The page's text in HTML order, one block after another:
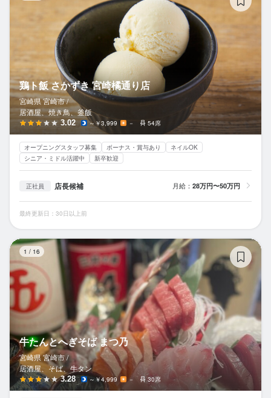
鶏ト飯 さかずき 宮崎橘通り店
宮崎県 宮崎市 /
居酒屋、焼き鳥、釜飯
3.02 ～￥3,999 － 54席
オープニングスタッフ募集 ボーナス・賞与あり
ネイルOK
シニア・ミドル活躍中
新卒歓迎
正社員 店長候補 月給： 28万円〜50万円
最終更新日：30日以上前
1 / 16
牛たんとへぎそば まつ乃
宮崎県 宮崎市 /
居酒屋、そば、牛タン
3.28 ～￥4,999 － 30席